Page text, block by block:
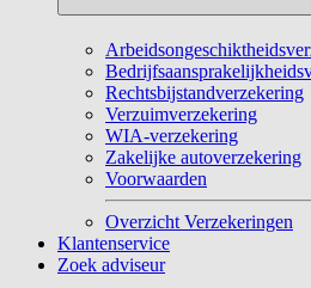
Rechtsbijstandverzekering
Verzuimverzekering
WIA-verzekering
Zakelijke autoverzekering
Voorwaarden
Overzicht Verzekeringen
Klantenservice
Zoek adviseur